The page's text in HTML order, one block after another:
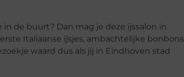
de buurt? Dan mag je deze ijssalon in
Italiaanse ijsjes, ambachtelijke bonbons
waard dus als jij in Eindhoven stad